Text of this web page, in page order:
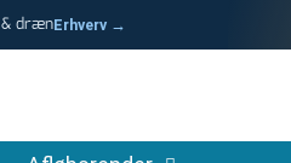
drænErhverv →